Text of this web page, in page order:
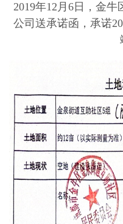
2019年12月6日，金
公司送承诺函，承诺